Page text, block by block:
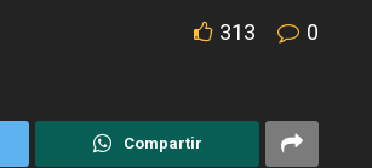
313 0
Compartir